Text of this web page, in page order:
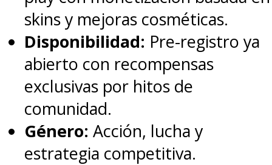
skins y mejoras cosméticas.
Disponibilidad: Pre-registro ya
abierto con recompensas
exclusivas por hitos de
comunidad.
Género: Acción, lucha y
estrategia competitiva.